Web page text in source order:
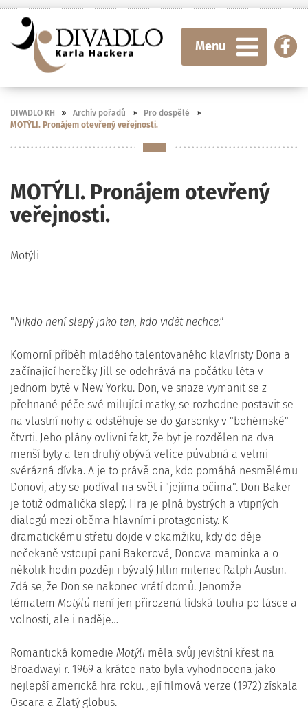
Menu
DIVADLO KH Archiv pořadů
Pro dospělé
MOTÝLI. Pronájem otevřený veřejnosti.
MOTÝLI. Pronájem otevřený
veřejnosti.
Motýli
"Nikdo není slepý jako ten, kdo vidět nechce."
Komorní příběh mladého talentovaného klavíristy Dona a
začínající herečky Jill se odehrává na počátku léta v
jednom bytě v New Yorku. Don, ve snaze vymanit se z
přehnané péče své milující matky, se rozhodne postavit se
na vlastní nohy a odstěhuje se do garsonky v "bohémské"
čtvrti. Jeho plány ovlivní fakt, že byt je rozdělen na dva
menší byty a ten druhý obývá velice půvabná a velmi
svérázná dívka. A je to právě ona, kdo pomáhá nesmělému
Donovi, aby se podíval na svět i "jejíma očima". Don Baker
je totiž odmalička slepý. Hra je plná bystrých a vtipných
dialogů mezi oběma hlavními protagonisty. K
dramatickému střetu dojde v okamžiku, kdy do děje
nečekaně vstoupí paní Bakerová, Donova maminka a o
několik hodin později i bývalý Jillin milenec Ralph Austin.
Zdá se, že Don se nakonec vrátí domů. Jenomže
tématem Motýlů není jen přirozená lidská touha po lásce a
volnosti, ale i naděje…
Romantická komedie Motýli měla svůj jevištní křest na
Broadwayi r. 1969 a krátce nato byla vyhodnocena jako
nejlepší americká hra roku. Její filmová verze (1972) získala
Oscara a Zlatý globus.